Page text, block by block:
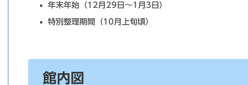
年末年始（12月29日～1月3日）
特別整理期間（10月上旬頃）
館内図